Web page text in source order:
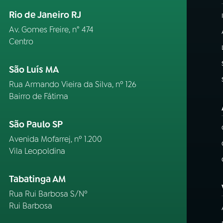
Rio de Janeiro RJ
Av. Gomes Freire, n° 474
Centro
São Luís MA
Rua Armando Vieira da Silva, nº 126
Bairro de Fátima
São Paulo SP
Avenida Mofarrej, nº 1.200
Vila Leopoldina
Tabatinga AM
Rua Rui Barbosa S/Nº
Rui Barbosa